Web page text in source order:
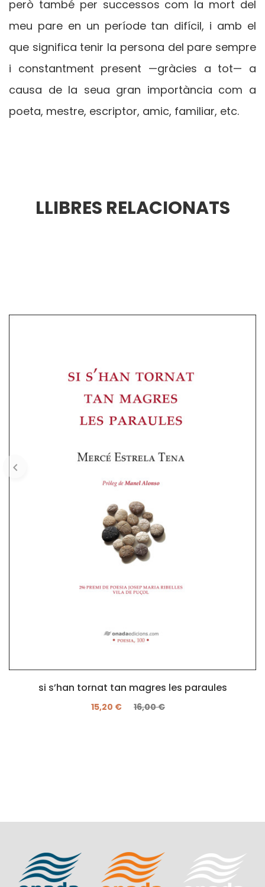
però també per successos com la mort del
meu pare en un període tan difícil, i amb el
que significa tenir la persona del pare sempre
i constantment present —gràcies a tot— a
causa de la seua gran importància com a
poeta, mestre, escriptor, amic, familiar, etc.
LLIBRES RELACIONATS
si s’han tornat tan magres les paraules
15,20 € 16,00 €